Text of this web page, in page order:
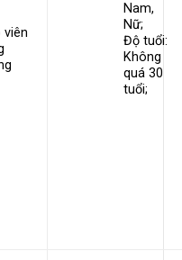
viên
Nam,
Nữ;
Độ tuổi:
Không
quá 30
tuổi;